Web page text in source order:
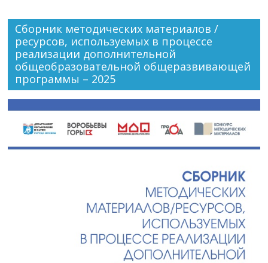
Сборник методических материалов /
ресурсов, используемых в процессе
реализации дополнительной
общеобразовательной общеразвивающей
программы – 2025